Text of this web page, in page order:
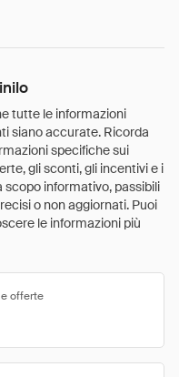
tutte le informazioni
siano accurate. Ricorda
specifiche sui
gli sconti, gli incentivi e i
scopo informativo, passibili
o non aggiornati. Puoi
le informazioni più
offerte